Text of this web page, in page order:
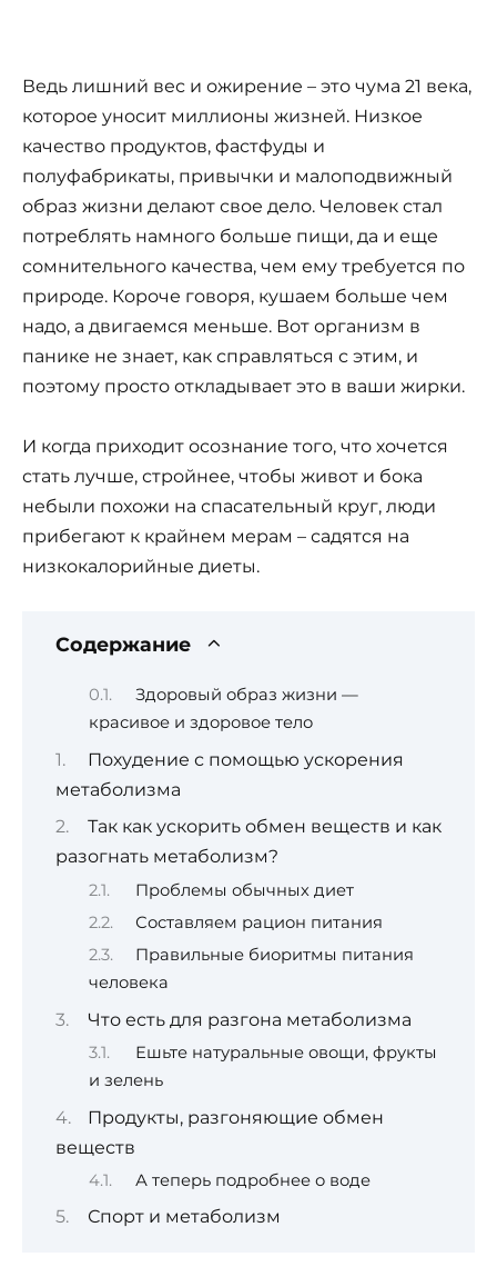
Ведь лишний вес и ожирение – это чума 21 века,
которое уносит миллионы жизней. Низкое
качество продуктов, фастфуды и
полуфабрикаты, привычки и малоподвижный
образ жизни делают свое дело. Человек стал
потреблять намного больше пищи, да и еще
сомнительного качества, чем ему требуется по
природе. Короче говоря, кушаем больше чем
надо, а двигаемся меньше. Вот организм в
панике не знает, как справляться с этим, и
поэтому просто откладывает это в ваши жирки.
И когда приходит осознание того, что хочется
стать лучше, стройнее, чтобы живот и бока
небыли похожи на спасательный круг, люди
прибегают к крайнем мерам – садятся на
низкокалорийные диеты.
Содержание
Здоровый образ жизни —
красивое и здоровое тело
Похудение с помощью ускорения
метаболизма
Так как ускорить обмен веществ и как
разогнать метаболизм?
Проблемы обычных диет
Составляем рацион питания
Правильные биоритмы питания
человека
Что есть для разгона метаболизма
Ешьте натуральные овощи, фрукты
и зелень
Продукты, разгоняющие обмен
веществ
А теперь подробнее о воде
Спорт и метаболизм